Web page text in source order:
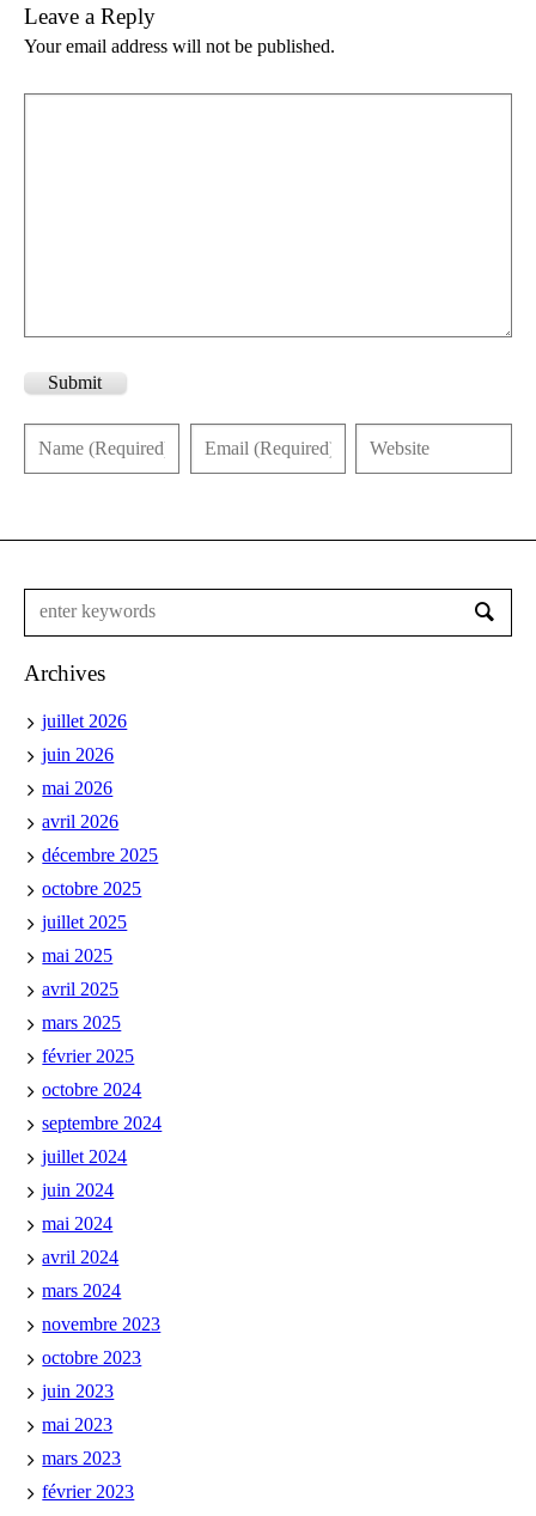
Leave a Reply
Your email address will not be published.
Submit
Archives
juillet 2026
juin 2026
mai 2026
avril 2026
décembre 2025
octobre 2025
juillet 2025
mai 2025
avril 2025
mars 2025
février 2025
octobre 2024
septembre 2024
juillet 2024
juin 2024
mai 2024
avril 2024
mars 2024
novembre 2023
octobre 2023
juin 2023
mai 2023
mars 2023
février 2023